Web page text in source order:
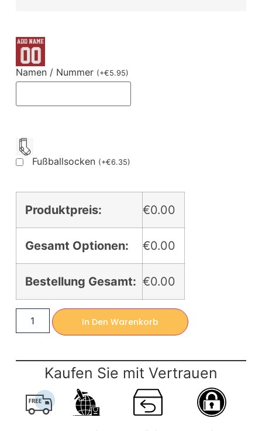
Namen / Nummer (+€5.95)
Fußballsocken (+€6.35)
Produktpreis: €0.00
Gesamt Optionen: €0.00
Bestellung Gesamt: €0.00
In Den Warenkorb
Kaufen Sie mit Vertrauen